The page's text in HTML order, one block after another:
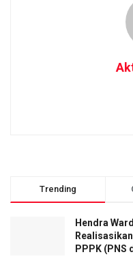
Trending
Hendra
PPPK (PNS